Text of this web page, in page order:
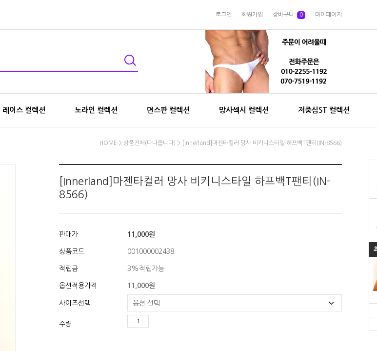
로그인 회원가입 장바구니 0 마이페이지
레이스 컬렉션 노라인 컬렉션 면스판 컬렉션 망사섹시 컬렉션 저중심ST 컬렉션
HOME > 상품전체(다나옵니다) > [Innerland]마젠타컬러 망사 비키니스타일 하프백T팬티(IN-8566)
[Innerland]마젠타컬러 망사 비키니스타일 하프백T팬티(IN-
8566)
판매가 11,000원
상품코드 001000002438
적립금 3%적립가능
옵션적용가격 11,000원
사이즈선택
수량